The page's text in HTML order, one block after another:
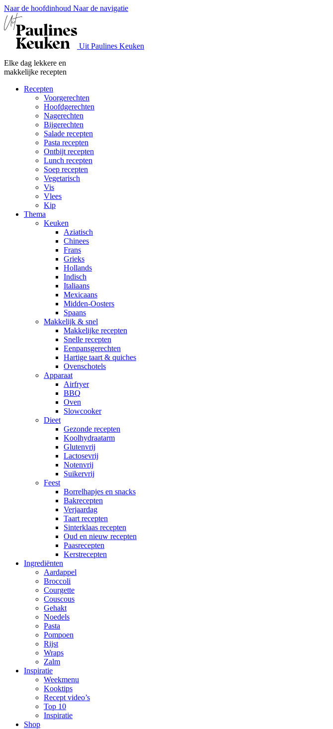
Naar de hoofdinhoud Naar de navigatie
Uit Paulines Keuken
Elke dag lekkere en
makkelijke recepten
Recepten
Voorgerechten
Hoofdgerechten
Nagerechten
Bijgerechten
Salade recepten
Pasta recepten
Ontbijt recepten
Lunch recepten
Soep recepten
Vegetarisch
Vis
Vlees
Kip
Thema
Keuken
Aziatisch
Chinees
Frans
Grieks
Hollands
Indisch
Italiaans
Mexicaans
Midden-Oosters
Spaans
Makkelijk & snel
Makkelijke recepten
Snelle recepten
Eenpansgerechten
Hartige taart & quiches
Ovenschotels
Apparaat
Airfryer
BBQ
Oven
Slowcooker
Dieet
Gezonde recepten
Koolhydraatarm
Glutenvrij
Lactosevrij
Notenvrij
Suikervrij
Feest
Borrelhapjes en snacks
Bakrecepten
Verjaardag
Taart recepten
Sinterklaas recepten
Oud en nieuw recepten
Paasrecepten
Kerstrecepten
Ingrediënten
Aardappel
Broccoli
Courgette
Couscous
Gehakt
Noedels
Pasta
Pompoen
Rijst
Wraps
Zalm
Inspiratie
Weekmenu
Kooktips
Recept video’s
Top 10
Inspiratie
Shop